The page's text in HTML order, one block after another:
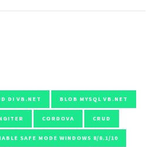
DI VB.NET BLOB MYSQL VB.NET
CORDOVA CRUD
SAFE MODE WINDOWS 8/8.1/10